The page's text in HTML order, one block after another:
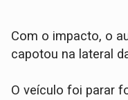
Com o impacto, o
capotou na lateral
O veículo foi parar